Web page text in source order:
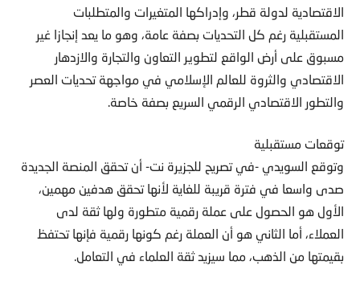
الاقتصادية لدولة قطر، وإدراكها المتغيرات والمتطلبات
المستقبلية رغم كل التحديات بصفة عامة، وهو ما يعد إنجازا غير
مسبوق على أرض الواقع لتطوير التعاون والتجارة والازدهار
الاقتصادي والثروة للعالم الإسلامي في مواجهة تحديات العصر
والتطور الاقتصادي الرقمي السريع بصفة خاصة.
توقعات مستقبلية
وتوقع السويدي -في تصريح للجزيرة نت- أن تحقق المنصة الجديدة
صدى واسعا في فترة قريبة للغاية لأنها تحقق هدفين مهمين،
الأول هو الحصول على عملة رقمية متطورة ولها ثقة لدى
العملاء، أما الثاني هو أن العملة رغم كونها رقمية فإنها تحتفظ
بقيمتها من الذهب، مما سيزيد ثقة العلماء في التعامل.